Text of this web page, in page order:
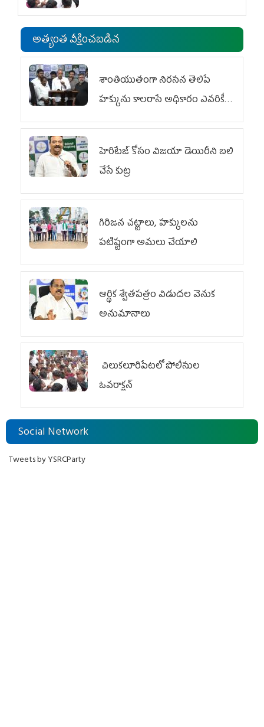
అత్యంత వీక్షించబడిన
శాంతియుతంగా నిరసన తెలిపే
హక్కును కాలరాసే అధికారం ఎవరికీ
లేదు
హెరిటేజ్ కోసం విజయా డెయిరీని బలి
చేసే కుట్ర‌
గిరిజన చట్టాలు, హక్కులను
పటిష్టంగా అమలు చేయాలి
ఆర్థిక శ్వేతపత్రం విడుదల వెనుక
అనుమానాలు
చిలుక‌లూరిపేట‌లో పోలీసుల
ఓవ‌రాక్ష‌న్‌
Social Network
Tweets by YSRCParty